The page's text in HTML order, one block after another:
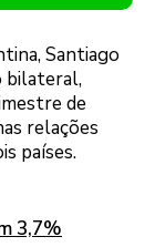
Santiago
bilateral,
de
relações
países.
3,7%